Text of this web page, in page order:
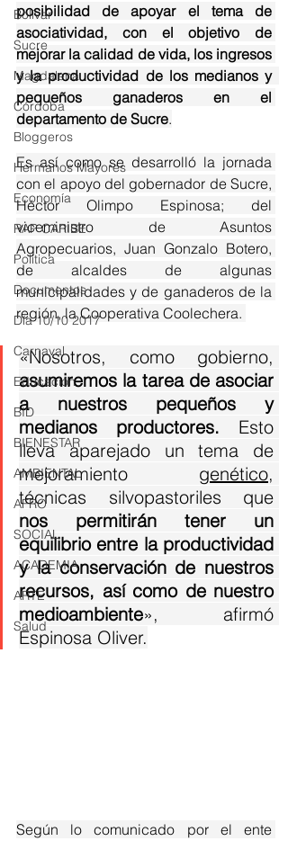
Bolívar
Sucre
Magdalena
Córdoba
Bloggeros
Hermanos Mayores
Economía
RAP CARIBE
Política
Documentos
Día 10/10 2017
Carnaval
Educación
BID
BIENESTAR
AMBIENTAL
AFRO
SOCIAL
ACADEMIA
ARTE
Salud
posibilidad de apoyar el tema de
asociatividad, con el objetivo de
mejorar la calidad de vida, los ingresos
y la productividad de los medianos y
pequeños ganaderos en el
departamento de Sucre.
Es así como se desarrolló la jornada
con el apoyo del gobernador de Sucre,
Héctor Olimpo Espinosa; del
viceministro de Asuntos
Agropecuarios, Juan Gonzalo Botero,
de alcaldes de algunas
municipalidades y de ganaderos de la
región, la Cooperativa Coolechera.
asumiremos la tarea de asociar
a nuestros pequeños y
medianos productores. Esto
lleva aparejado un tema de
mejoramiento genético,
nos permitirán tener un
equilibrio entre la productividad
y la conservación de nuestros
recursos, así como de nuestro
medioambiente», afirmó
Espinosa Oliver.
Según lo comunicado por el ente